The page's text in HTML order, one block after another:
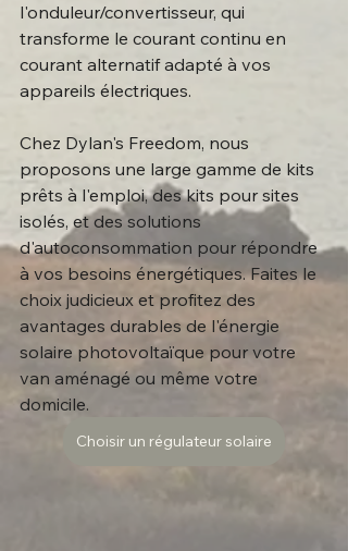
l'onduleur/convertisseur, qui
transforme le courant continu en
courant alternatif adapté à vos
appareils électriques.
Chez Dylan's Freedom, nous
proposons une large gamme de kits
prêts à l'emploi, des kits pour sites
isolés, et des solutions
d'autoconsommation pour répondre
à vos besoins énergétiques. Faites le
choix judicieux et profitez des
avantages durables de l'énergie
solaire photovoltaïque pour votre
van aménagé ou même votre
domicile.
Choisir un régulateur solaire